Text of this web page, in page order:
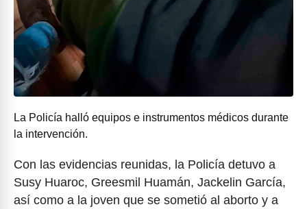
La Policía halló equipos e instrumentos médicos durante
la intervención.
Con las evidencias reunidas, la Policía detuvo a
Susy Huaroc, Greesmil Huamán, Jackelin García,
así como a la joven que se sometió al aborto y a